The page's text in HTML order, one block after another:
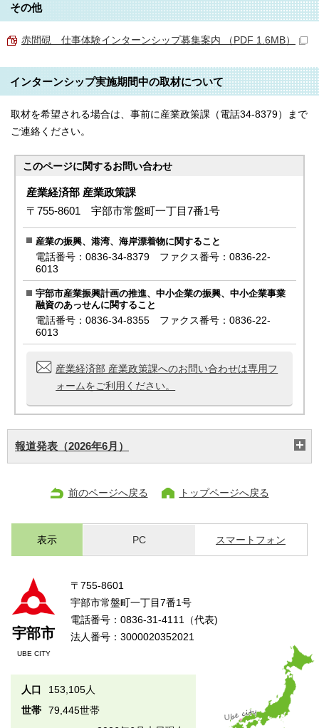
その他
赤間硯 仕事体験インターンシップ募集案内 （PDF 1.6MB）
インターンシップ実施期間中の取材について
取材を希望される場合は、事前に産業政策課（電話34-8379）まで
ご連絡ください。
このページに関するお問い合わせ
産業経済部 産業政策課
〒755-8601 宇部市常盤町一丁目7番1号
産業の振興、港湾、海岸漂着物に関すること
電話番号：0836-34-8379 ファクス番号：0836-22-
6013
宇部市産業振興計画の推進、中小企業の振興、中小企業事業
融資のあっせんに関すること
電話番号：0836-34-8355 ファクス番号：0836-22-
6013
産業経済部 産業政策課へのお問い合わせは専用フ
ォームをご利用ください。
報道発表（2026年6月）
前のページへ戻る トップページへ戻る
表示 PC スマートフォン
宇部市
UBE CITY
〒755-8601
宇部市常盤町一丁目7番1号
電話番号：0836-31-4111（代表)
法人番号：3000020352021
人口
153,105人
世帯
79,445世帯